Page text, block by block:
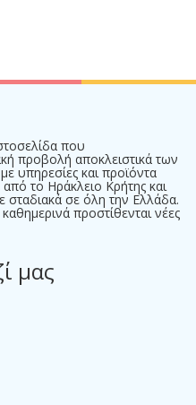
που
προβολή αποκλειστικά των
υπηρεσίες και προϊόντα
από το Ηράκλειο Κρήτης και
σταδιακά σε όλη την Ελλάδα.
προστίθενται νέες
μας